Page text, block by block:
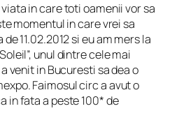
in care toti oamenii vor sa
momentul in care vrei sa
11.02.2012 si eu am mers la
unul dintre cele mai
venit in Bucuresti sa dea o
Faimosul circ a avut o
in fata a peste 100* de